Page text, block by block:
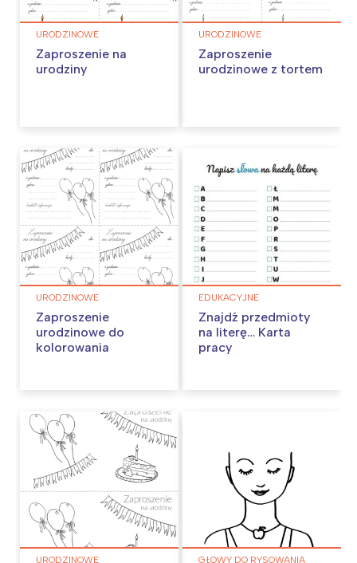
URODZINOWE
Zaproszenie na
urodziny
URODZINOWE
Zaproszenie
urodzinowe z tortem
URODZINOWE
Zaproszenie
urodzinowe do
kolorowania
EDUKACYJNE
Znajdź przedmioty
na literę… Karta
pracy
URODZINOWE GŁOWY DO RYSOWANIA